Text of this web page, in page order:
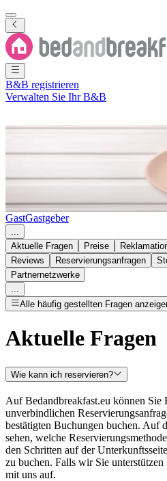
B&B registrieren
Verwalten Sie Ihr B&B
Finden Sie die
Ihre Frage
GastGastgeber
Aktuelle Fragen
Preise
Reviews
Reservierungsanfragen
Partnernetzwerke
Alle häufig gestellten Fragen
Aktuelle Fragen
Wie kann ich reservieren?
AufBedandbreakfast.eu können
unverbindlichen
bestätigten Buchungen buchen. Auf
sehen, welche
den Schritten auf der
zu buchen. Falls wir Sie unterstützen
mit uns auf.